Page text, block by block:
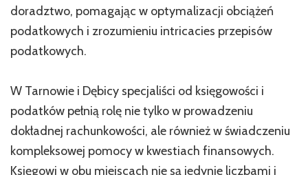
doradztwo, pomagając w optymalizacji obciążeń
podatkowych i zrozumieniu intricacies przepisów
podatkowych.
W Tarnowie i Dębicy specjaliści od księgowości i
podatków pełnią rolę nie tylko w prowadzeniu
dokładnej rachunkowości, ale również w świadczeniu
kompleksowej pomocy w kwestiach finansowych.
Księgowi w obu miejscach nie są jedynie liczbami i